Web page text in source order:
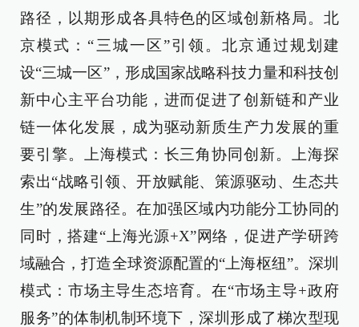
路径，以期形成各具特色的区域创新格局。北
京模式：“三城一区”引领。北京通过规划建
设“三城一区”，形成国家战略科技力量和科技创
新中心主平台功能，进而促进了创新链和产业
链一体化发展，成为驱动新质生产力发展的重
要引擎。上海模式：长三角协同创新。上海探
索出“战略引领、开放赋能、策源驱动、生态共
生”的发展路径。在加强区域内功能分工协同的
同时，搭建“上海光源+X”网络，促进产学研跨
域融合，打造全球资源配置的“上海枢纽”。深圳
模式：市场主导生态培育。在“市场主导+政府
服务”的体制机制环境下，深圳形成了梯次型现